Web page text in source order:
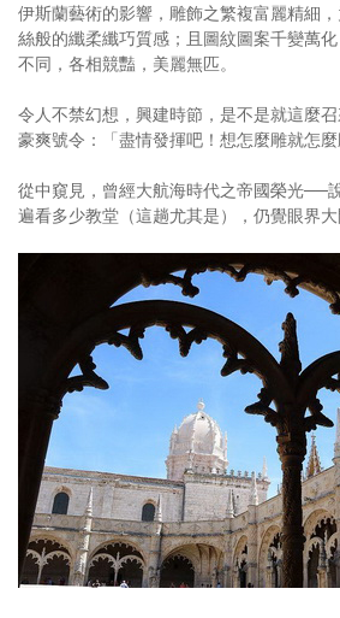
伊斯蘭藝術的影響，雕飾之繁複富麗精細
絲般的纖柔纖巧質感；且圖紋圖案千變萬
不同，各相競豔，美麗無匹。
令人不禁幻想，興建時節，是不是就這麼
豪爽號令：「盡情發揮吧！想怎麼雕就怎
從中窺見，曾經大航海時代之帝國榮光──
遍看多少教堂（這趟尤其是），仍覺眼界大